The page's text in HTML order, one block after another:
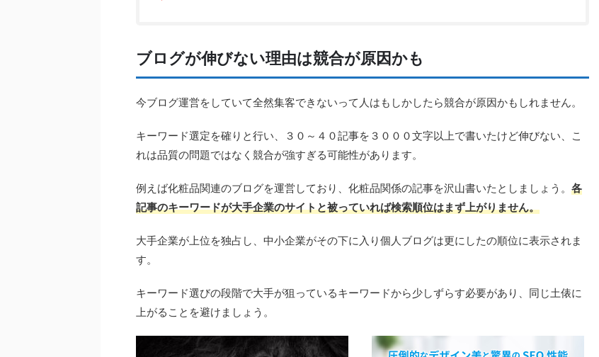
ブログが伸びない理由は競合が原因かも
今ブログ運営をしていて全然集客できないって人はもしかしたら競合が原因かもしれません。
キーワード選定を確りと行い、３０～４０記事を３０００文字以上で書いたけど伸びない、こ
れは品質の問題ではなく競合が強すぎる可能性があります。
例えば化粧品関連のブログを運営しており、化粧品関係の記事を沢山書いたとしましょう。 各
記事のキーワードが大手企業のサイトと被っていれば検索順位はまず上がりません。
大手企業が上位を独占し、中小企業がその下に入り個人ブログは更にしたの順位に表示されま
す。
キーワード選びの段階で大手が狙っているキーワードから少しずらす必要があり、同じ土俵に
上がることを避けましょう。